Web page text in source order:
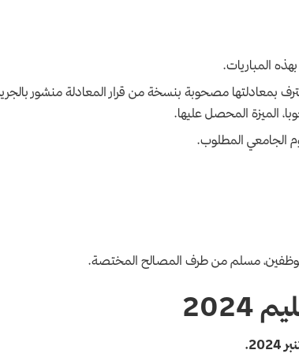
المباريات.
بمعادلتها مصحوبة بنسخة من قرار المعادلة منشور
الميزة المحصل عليها.
الجامعي المطلوب.
الموظفين، مسلم من طرف المصالح المختصة.